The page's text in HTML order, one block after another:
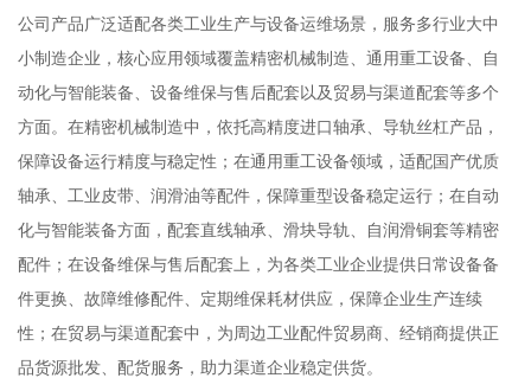
公司产品广泛适配各类工业生产与设备运维场景，服务多行业大中
小制造企业，核心应用领域覆盖精密机械制造、通用重工设备、自
动化与智能装备、设备维保与售后配套以及贸易与渠道配套等多个
方面。在精密机械制造中，依托高精度进口轴承、导轨丝杠产品，
保障设备运行精度与稳定性；在通用重工设备领域，适配国产优质
轴承、工业皮带、润滑油等配件，保障重型设备稳定运行；在自动
化与智能装备方面，配套直线轴承、滑块导轨、自润滑铜套等精密
配件；在设备维保与售后配套上，为各类工业企业提供日常设备备
件更换、故障维修配件、定期维保耗材供应，保障企业生产连续
性；在贸易与渠道配套中，为周边工业配件贸易商、经销商提供正
品货源批发、配货服务，助力渠道企业稳定供货。